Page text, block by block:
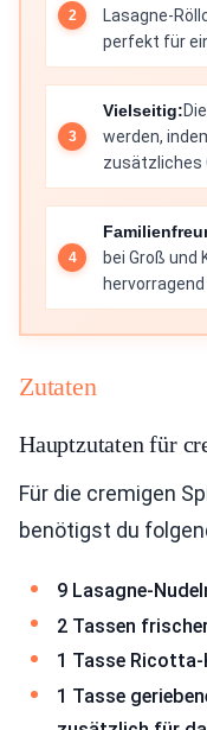
Lasagne-
perfekt für
Vielseitig:
werden,
zusätzliches
bei Groß und
Zutaten
Hauptzutaten für
Für die cremigen
benötigst du
9 Lasagne-
2 Tassen
1 Tasse Ricotta-
1 Tasse